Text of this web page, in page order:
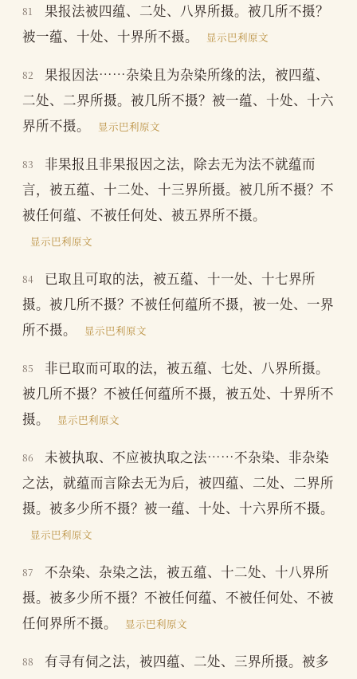
81
果报法被四蕴、二处、八界所摄。被几所不摄？
被一蕴、十处、十界所不摄。
显示巴利原文
82
果报因法……杂染且为杂染所缘的法，被四蕴、
二处、二界所摄。被几所不摄？被一蕴、十处、十六
界所不摄。
显示巴利原文
83
非果报且非果报因之法，除去无为法不就蕴而
言，被五蕴、十二处、十三界所摄。被几所不摄？不
被任何蕴、不被任何处、被五界所不摄。
显示巴利原文
84
已取且可取的法，被五蕴、十一处、十七界所
摄。被几所不摄？不被任何蕴所不摄，被一处、一界
所不摄。
显示巴利原文
85
非已取而可取的法，被五蕴、七处、八界所摄。
被几所不摄？不被任何蕴所不摄，被五处、十界所不
摄。
显示巴利原文
86
未被执取、不应被执取之法……不杂染、非杂染
之法，就蕴而言除去无为后，被四蕴、二处、二界所
摄。被多少所不摄？被一蕴、十处、十六界所不摄。
显示巴利原文
87
不杂染、杂染之法，被五蕴、十二处、十八界所
摄。被多少所不摄？不被任何蕴、不被任何处、不被
任何界所不摄。
显示巴利原文
88
有寻有伺之法，被四蕴、二处、三界所摄。被多